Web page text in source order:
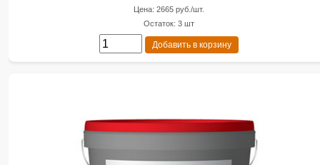
Цена: 2665 руб./шт.
Остаток: 3 шт
Добавить в корзину